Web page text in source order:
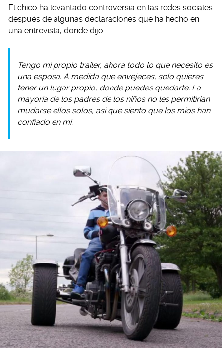
El chico ha levantado controversia en las redes sociales
después de algunas declaraciones que ha hecho en
una entrevista, donde dijo:
Tengo mi propio trailer, ahora todo lo que necesito es
una esposa. A medida que envejeces, solo quieres
tener un lugar propio, donde puedes quedarte. La
mayoría de los padres de los niños no les permitirían
mudarse ellos solos, así que siento que los míos han
confiado en mí.